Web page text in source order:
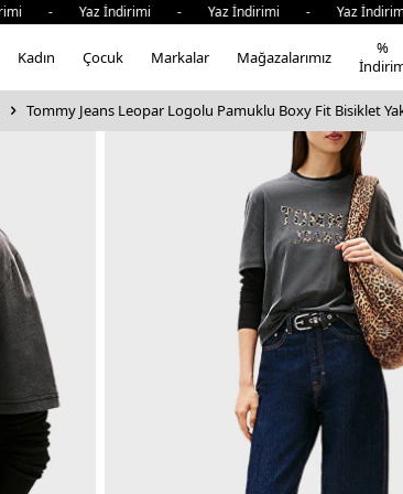
- Yaz İndirimi - Yaz İndirimi - Yaz
Kadın Çocuk Markalar Mağazalarımız
%
Tommy Jeans Leopar Logolu Pamuklu Boxy Fit Bisiklet